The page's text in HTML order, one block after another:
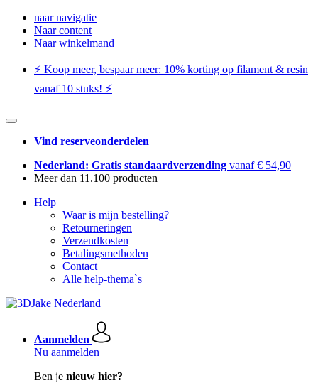
naar navigatie
Naar content
Naar winkelmand
⚡️ Koop meer, bespaar meer: ​​10% korting op filament & resin
vanaf 10 stuks! ⚡️
Vind reserveonderdelen
Nederland: Gratis standaardverzending vanaf € 54,90
Meer dan 11.100 producten
Help
Waar is mijn bestelling?
Retourneringen
Verzendkosten
Betalingsmethoden
Contact
Alle help-thema`s
Aanmelden
Nu aanmelden
Ben je nieuw hier?